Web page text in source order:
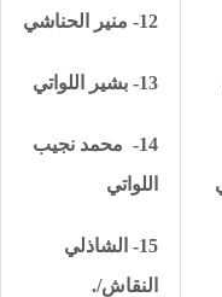
12- منير الحناشي
13- بشير اللواتي
14-
محمد نجيب
اللواتي
15- الشاذلي
النقاش/.